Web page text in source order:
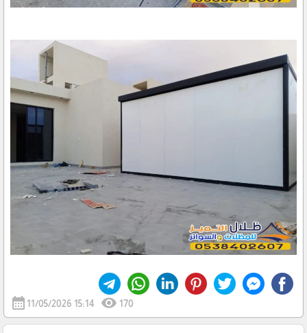
calendar_month 11/05/2026 15:14 visibility 170